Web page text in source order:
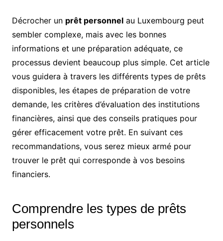
Décrocher un prêt personnelau Luxembourg peut
sembler complexe, mais avec les bonnes
informations et une préparation adéquate, ce
processus devient beaucoup plus simple. Cet article
vous guidera à travers les différents types de prêts
disponibles, les étapes de préparation de votre
demande, les critères d’évaluation des institutions
financières, ainsi que des conseils pratiques pour
gérer efficacement votre prêt. En suivant ces
recommandations, vous serez mieux armé pour
trouver le prêt qui corresponde à vos besoins
financiers.
Comprendre les types de prêts
personnels